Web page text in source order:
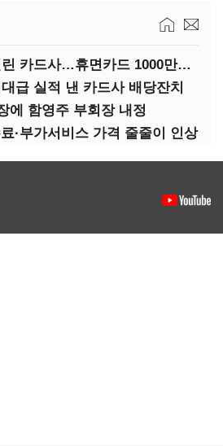
(영상)빅테크에 밀린 카드사…휴면카드 1000만장 육박
급 실적 낸 카드사 배당잔치
에 함영주 부회장 내정
·부가서비스 가격 줄줄이 인상